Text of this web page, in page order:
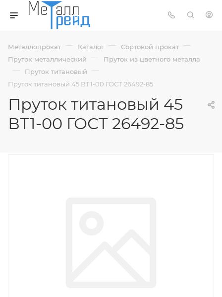
Металлопрокат — Каталог — Сортовой прокат —
Пруток металлический — Пруток из цветного металла
— Пруток титановый —
Пруток титановый 45 ВТ1-00 ГОСТ 26492-85
Пруток титановый 45
ВТ1-00 ГОСТ 26492-85